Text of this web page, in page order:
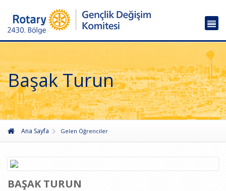
Başak Turun
Ana Sayfa Gelen Öğrenciler
BAŞAK TURUN